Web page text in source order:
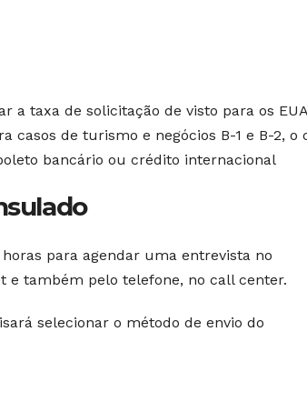
a taxa de solicitação de visto para os
casos de turismo e negócios B-1 e B-2, o
bancário ou crédito internacional
para agendar uma entrevista no
e também pelo telefone, no call center.
selecionar o método de envio do